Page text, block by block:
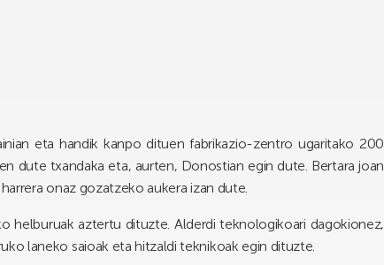
eta handik kanpo dituen fabrikazio-zentro ugaritako 200
dute txandaka eta, aurten, Donostian egin dute. Bertara joan
onaz gozatzeko aukera izan dute.
helburuak aztertu dituzte. Alderdi teknologikoari dagokionez,
laneko saioak eta hitzaldi teknikoak egin dituzte.